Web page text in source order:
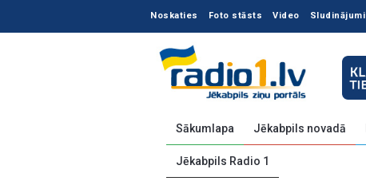
Noskaties Foto stāsts Video Sludinājumi
Sākumlapa Jēkabpils novadā
Jēkabpils Radio 1